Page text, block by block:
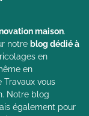
maison.
notre blog dédié à
en
en
vous
Notre blog
également pour